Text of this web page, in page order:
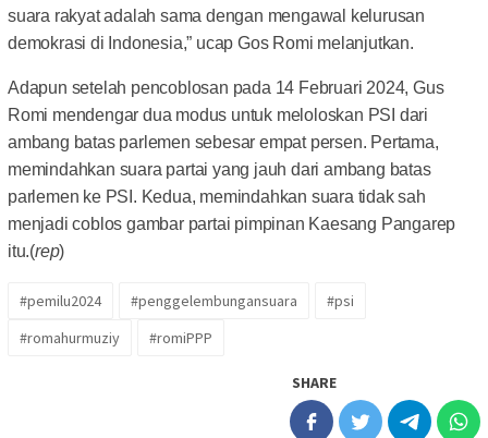
suara rakyat adalah sama dengan mengawal kelurusan
demokrasi di Indonesia,” ucap Gos Romi melanjutkan.
Adapun setelah pencoblosan pada 14 Februari 2024, Gus
Romi mendengar dua modus untuk meloloskan PSI dari
ambang batas parlemen sebesar empat persen. Pertama,
memindahkan suara partai yang jauh dari ambang batas
parlemen ke PSI. Kedua, memindahkan suara tidak sah
menjadi coblos gambar partai pimpinan Kaesang Pangarep
itu.(rep)
#pemilu2024 #penggelembungansuara
#psi
#romahurmuziy
#romiPPP
SHARE